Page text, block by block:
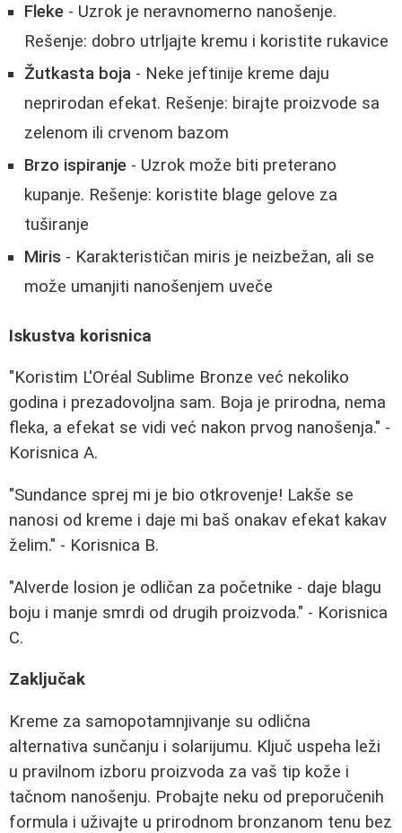
Fleke - Uzrok je neravnomerno nanošenje.
Rešenje: dobro utrljajte kremu i koristite rukavice
Žutkasta boja - Neke jeftinije kreme daju
neprirodan efekat. Rešenje: birajte proizvode sa
zelenom ili crvenom bazom
Brzo ispiranje - Uzrok može biti preterano
kupanje. Rešenje: koristite blage gelove za
tuširanje
Miris - Karakterističan miris je neizbežan, ali se
može umanjiti nanošenjem uveče
Iskustva korisnica
"Koristim L'Oréal Sublime Bronze već nekoliko
godina i prezadovoljna sam. Boja je prirodna, nema
fleka, a efekat se vidi već nakon prvog nanošenja." -
Korisnica A.
"Sundance sprej mi je bio otkrovenje! Lakše se
nanosi od kreme i daje mi baš onakav efekat kakav
želim." - Korisnica B.
"Alverde losion je odličan za početnike - daje blagu
boju i manje smrdi od drugih proizvoda." - Korisnica
C.
Zaključak
Kreme za samopotamnjivanje su odlična
alternativa sunčanju i solarijumu. Ključ uspeha leži
u pravilnom izboru proizvoda za vaš tip kože i
tačnom nanošenju. Probajte neku od preporučenih
formula i uživajte u prirodnom bronzanom tenu bez